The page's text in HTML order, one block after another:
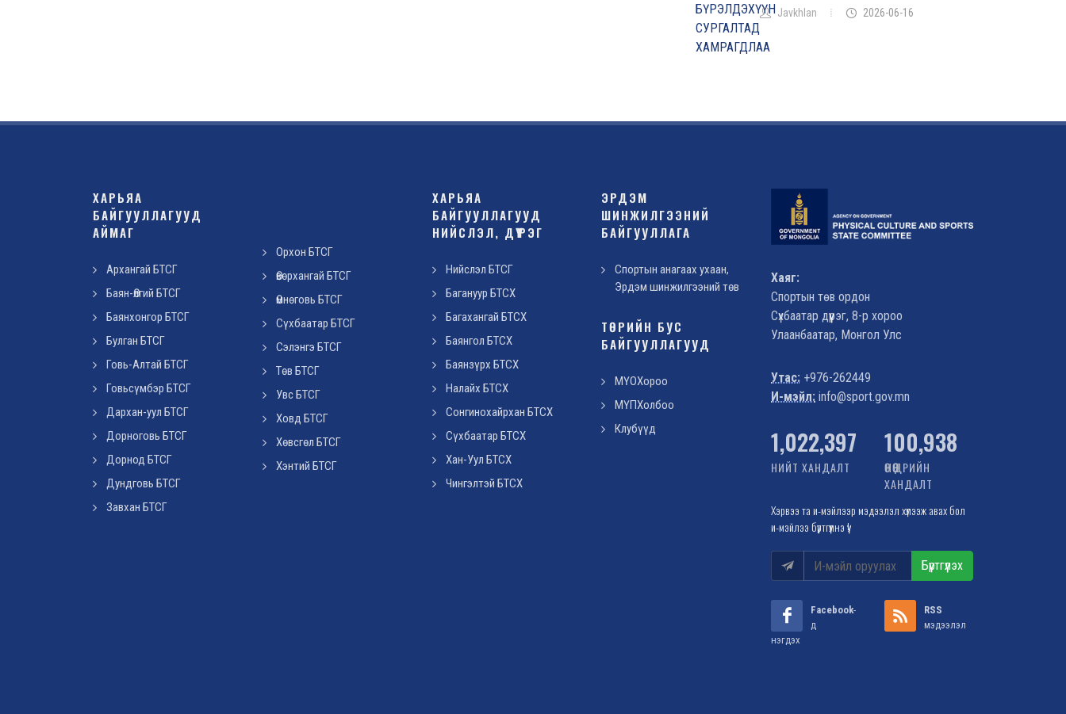
Javkhlan 2026-06-16
ХАРЬЯА
БАЙГУУЛЛАГУУД
АЙМАГ
Архангай БТСГ
Баян-Өлгий БТСГ
Баянхонгор БТСГ
Булган БТСГ
Говь-Алтай БТСГ
Говьсүмбэр БТСГ
Дархан-уул БТСГ
Дорноговь БТСГ
Дорнод БТСГ
Дундговь БТСГ
Завхан БТСГ
Орхон БТСГ
Өвөрхангай БТСГ
Өмнөговь БТСГ
Сүхбаатар БТСГ
Сэлэнгэ БТСГ
Төв БТСГ
Увс БТСГ
Ховд БТСГ
Хөвсгөл БТСГ
Хэнтий БТСГ
ХАРЬЯА
БАЙГУУЛЛАГУУД
НИЙСЛЭЛ, ДҮҮРЭГ
Нийслэл БТСГ
Багануур БТСХ
Багахангай БТСХ
Баянгол БТСХ
Баянзүрх БТСХ
Налайх БТСХ
Сонгинохайрхан БТСХ
Сүхбаатар БТСХ
Хан-Уул БТСХ
Чингэлтэй БТСХ
ЭРДЭМ
ШИНЖИЛГЭЭНИЙ
БАЙГУУЛЛАГА
Спортын анагаах ухаан,
Эрдэм шинжилгээний төв
ТӨРИЙН БУС
БАЙГУУЛЛАГУУД
МҮОХороо
МҮПХолбоо
Клубүүд
Хаяг:
Спортын төв ордон
Сүхбаатар дүүрэг, 8-р хороо
Улаанбаатар, Монгол Улс
Утас: +976-262449
И-мэйл: info@sport.gov.mn
1,022,397
НИЙТ ХАНДАЛТ
100,938
ӨНӨӨДРИЙН
ХАНДАЛТ
Хэрвээ та и-мэйлээр мэдээлэл хүлээж авах бол
и-мэйлээ бүртгүүлнэ үү!
Бүртгүүлэх
Facebook-
д
нэгдэх
RSS
мэдээлэл